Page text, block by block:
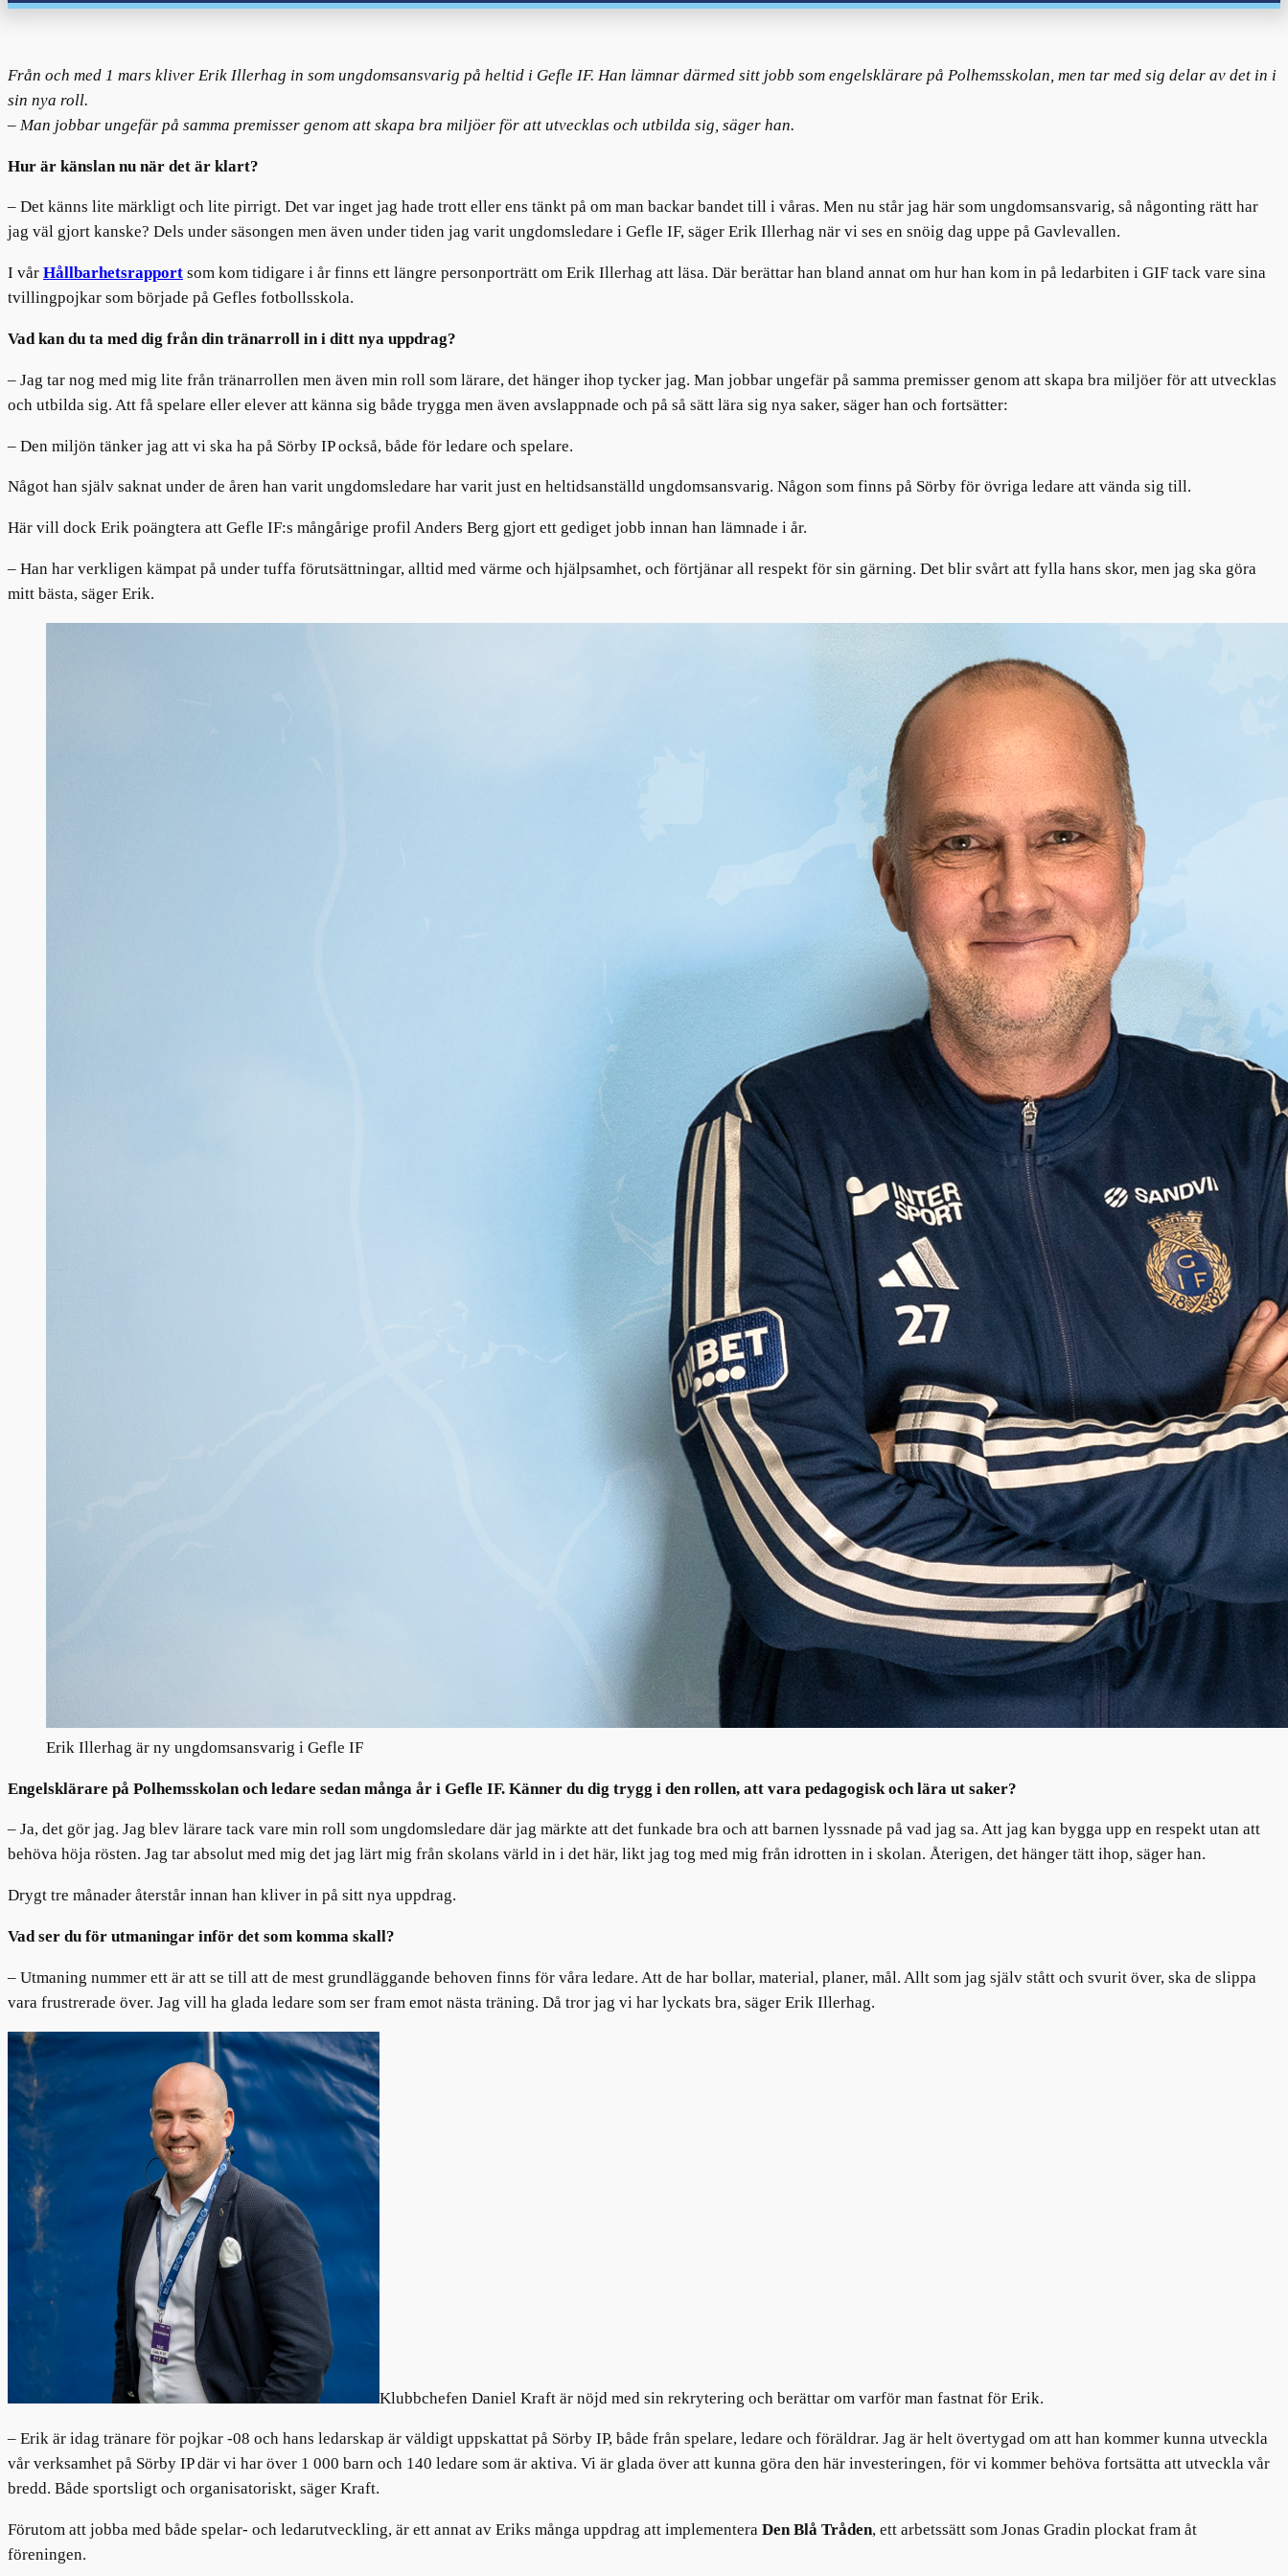
Från och med 1 mars kliver Erik Illerhag in som ungdomsansvarig på heltid i Gefle IF. Han lämnar därmed sitt jobb som engelsklärare på Polhemsskolan, men tar med sig delar av det in i
sin nya roll.
– Man jobbar ungefär på samma premisser genom att skapa bra miljöer för att utvecklas och utbilda sig, säger han.
Hur är känslan nu när det är klart?
– Det känns lite märkligt och lite pirrigt. Det var inget jag hade trott eller ens tänkt på om man backar bandet till i våras. Men nu står jag här som ungdomsansvarig, så någonting rätt har
jag väl gjort kanske? Dels under säsongen men även under tiden jag varit ungdomsledare i Gefle IF, säger Erik Illerhag när vi ses en snöig dag uppe på Gavlevallen.
I vår Hållbarhetsrapport som kom tidigare i år finns ett längre personporträtt om Erik Illerhag att läsa. Där berättar han bland annat om hur han kom in på ledarbiten i GIF tack vare sina
tvillingpojkar som började på Gefles fotbollsskola.
Vad kan du ta med dig från din tränarroll in i ditt nya uppdrag?
– Jag tar nog med mig lite från tränarrollen men även min roll som lärare, det hänger ihop tycker jag. Man jobbar ungefär på samma premisser genom att skapa bra miljöer för att utvecklas
och utbilda sig. Att få spelare eller elever att känna sig både trygga men även avslappnade och på så sätt lära sig nya saker, säger han och fortsätter:
– Den miljön tänker jag att vi ska ha på Sörby IP också, både för ledare och spelare.
Något han själv saknat under de åren han varit ungdomsledare har varit just en heltidsanställd ungdomsansvarig. Någon som finns på Sörby för övriga ledare att vända sig till.
Här vill dock Erik poängtera att Gefle IF:s mångårige profil Anders Berg gjort ett gediget jobb innan han lämnade i år.
– Han har verkligen kämpat på under tuffa förutsättningar, alltid med värme och hjälpsamhet, och förtjänar all respekt för sin gärning. Det blir svårt att fylla hans skor, men jag ska göra
mitt bästa, säger Erik.
Erik Illerhag är ny ungdomsansvarig i Gefle IF
Engelsklärare på Polhemsskolan och ledare sedan många år i Gefle IF. Känner du dig trygg i den rollen, att vara pedagogisk och lära ut saker?
– Ja, det gör jag. Jag blev lärare tack vare min roll som ungdomsledare där jag märkte att det funkade bra och att barnen lyssnade på vad jag sa. Att jag kan bygga upp en respekt utan att
behöva höja rösten. Jag tar absolut med mig det jag lärt mig från skolans värld in i det här, likt jag tog med mig från idrotten in i skolan. Återigen, det hänger tätt ihop, säger han.
Drygt tre månader återstår innan han kliver in på sitt nya uppdrag.
Vad ser du för utmaningar inför det som komma skall?
– Utmaning nummer ett är att se till att de mest grundläggande behoven finns för våra ledare. Att de har bollar, material, planer, mål. Allt som jag själv stått och svurit över, ska de slippa
vara frustrerade över. Jag vill ha glada ledare som ser fram emot nästa träning. Då tror jag vi har lyckats bra, säger Erik Illerhag.
Klubbchefen Daniel Kraft är nöjd med sin rekrytering och berättar om varför man fastnat för Erik.
– Erik är idag tränare för pojkar -08 och hans ledarskap är väldigt uppskattat på Sörby IP, både från spelare, ledare och föräldrar. Jag är helt övertygad om att han kommer kunna utveckla
vår verksamhet på Sörby IP där vi har över 1 000 barn och 140 ledare som är aktiva. Vi är glada över att kunna göra den här investeringen, för vi kommer behöva fortsätta att utveckla vår
bredd. Både sportsligt och organisatoriskt, säger Kraft.
Förutom att jobba med både spelar- och ledarutveckling, är ett annat av Eriks många uppdrag att implementera Den Blå Tråden, ett arbetssätt som Jonas Gradin plockat fram åt
föreningen.